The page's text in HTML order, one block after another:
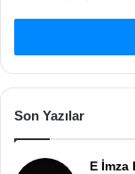
Son Yazılar
E İmza